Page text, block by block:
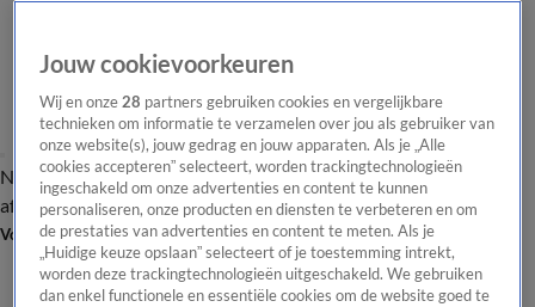
Nieuws van de DagOpinie van de Dag Onze categorieën Laatste
afleveringVideo's Nieuws van de Dag Podcast
Volg Nieuws van de Dag
Jouw cookievoorkeuren
Wij en onze28 partners gebruiken cookies en vergelijkbare
technieken om informatie te verzamelen over jou als gebruiker van
onze website(s), jouw gedrag en jouw apparaten. Als je „Alle
cookies accepteren” selecteert, worden trackingtechnologieën
ingeschakeld om onze advertenties en content te kunnen
personaliseren, onze producten en diensten te verbeteren en om
de prestaties van advertenties en content te meten. Als je
„Huidige keuze opslaan” selecteert of je toestemming intrekt,
worden deze trackingtechnologieën uitgeschakeld. We gebruiken
dan enkel functionele en essentiële cookies om de website goed te